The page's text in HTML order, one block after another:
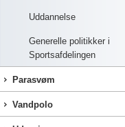
Uddannelse
Generelle politikker i
Sportsafdelingen
Parasvøm
Vandpolo